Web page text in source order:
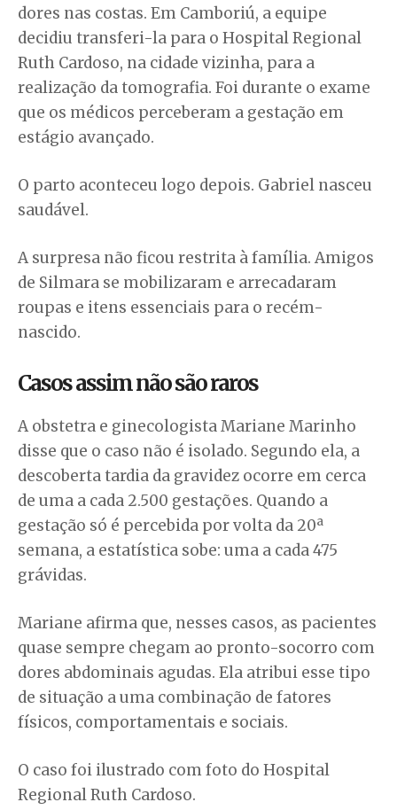
dores nas costas. Em Camboriú, a equipe
decidiu transferi-la para o Hospital Regional
Ruth Cardoso, na cidade vizinha, para a
realização da tomografia. Foi durante o exame
que os médicos perceberam a gestação em
estágio avançado.
O parto aconteceu logo depois. Gabriel nasceu
saudável.
A surpresa não ficou restrita à família. Amigos
de Silmara se mobilizaram e arrecadaram
roupas e itens essenciais para o recém-
nascido.
Casos assim não são raros
A obstetra e ginecologista Mariane Marinho
disse que o caso não é isolado. Segundo ela, a
descoberta tardia da gravidez ocorre em cerca
de uma a cada 2.500 gestações. Quando a
gestação só é percebida por volta da 20ª
semana, a estatística sobe: uma a cada 475
grávidas.
Mariane afirma que, nesses casos, as pacientes
quase sempre chegam ao pronto-socorro com
dores abdominais agudas. Ela atribui esse tipo
de situação a uma combinação de fatores
físicos, comportamentais e sociais.
O caso foi ilustrado com foto do Hospital
Regional Ruth Cardoso.